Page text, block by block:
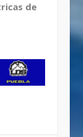
de